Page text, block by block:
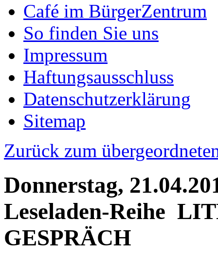
Café im BürgerZentrum
So finden Sie uns
Impressum
Haftungsausschluss
Datenschutzerklärung
Sitemap
Zurück zum
Donnerstag,
Leseladen-Reihe
GESPRÄCH